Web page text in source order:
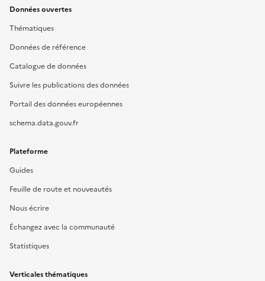
Données ouvertes
Thématiques
Données de référence
Catalogue de données
Suivre les publications des données
Portail des données européennes
schema.data.gouv.fr
Plateforme
Guides
Feuille de route et nouveautés
Nous écrire
Échangez avec la communauté
Statistiques
Verticales thématiques